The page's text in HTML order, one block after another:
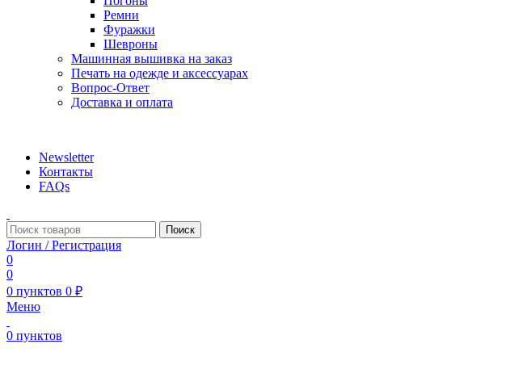
Ремни
Фуражки
Шевроны
Машинная вышивка на заказ
Печать на одежде и аксессуарах
Вопрос-Ответ
Доставка и оплата
Newsletter
Контакты
FAQs
Поиск
Логин / Регистрация
0
0
0 пунктов 0 ₽
Меню
0 пунктов